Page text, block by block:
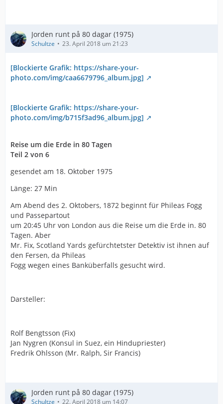
Jorden runt på 80 dagar (1975)
Schultze 23. April 2018 um 21:23
[Blockierte Grafik: https://share-your-
photo.com/img/caa6679796_album.jpg]
[Blockierte Grafik: https://share-your-
photo.com/img/b715f3ad96_album.jpg]
Reise um die Erde in 80 Tagen
Teil 2 von 6
gesendet am 18. Oktober 1975
Länge: 27 Min
Am Abend des 2. Oktobers, 1872 beginnt für Phileas Fogg
und Passepartout
um 20:45 Uhr von London aus die Reise um die Erde in. 80
Tagen. Aber
Mr. Fix, Scotland Yards gefürchtetster Detektiv ist ihnen auf
den Fersen, da Phileas
Fogg wegen eines Banküberfalls gesucht wird.
Darsteller:
Rolf Bengtsson (Fix)
Jan Nygren (Konsul in Suez, ein Hindupriester)
Fredrik Ohlsson (Mr. Ralph, Sir Francis)
Jorden runt på 80 dagar (1975)
Schultze 22. April 2018 um 14:07